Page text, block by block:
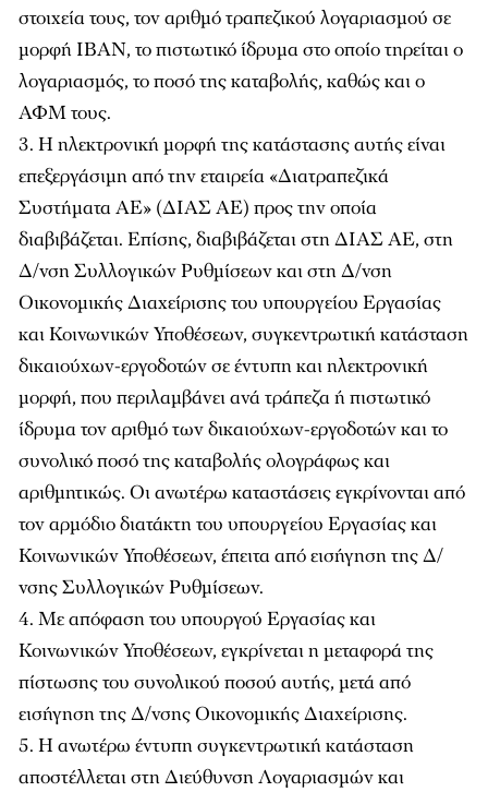
στοιχεία τους, τον αριθμό τραπεζικού λογαριασμού σε
μορφή IBAN, το πιστωτικό ίδρυμα στο οποίο τηρείται ο
λογαριασμός, το ποσό της καταβολής, καθώς και ο
ΑΦΜ τους.
Η ηλεκτρονική μορφή της κατάστασης αυτής είναι
επεξεργάσιμη από την εταιρεία «Διατραπεζικά
Συστήματα ΑΕ» (ΔΙΑΣ ΑΕ) προς την οποία
διαβιβάζεται. Επίσης, διαβιβάζεται στη ΔΙΑΣ ΑΕ, στη
Δ/νση Συλλογικών Ρυθμίσεων και στη Δ/νση
Οικονομικής Διαχείρισης του υπουργείου Εργασίας
και Κοινωνικών Υποθέσεων, συγκεντρωτική κατάσταση
δικαιούχων-εργοδοτών σε έντυπη και ηλεκτρονική
μορφή, που περιλαμβάνει ανά τράπεζα ή πιστωτικό
ίδρυμα τον αριθμό των δικαιούχων-εργοδοτών και το
συνολικό ποσό της καταβολής ολογράφως και
αριθμητικώς. Οι ανωτέρω καταστάσεις εγκρίνονται από
τον αρμόδιο διατάκτη του υπουργείου Εργασίας και
Κοινωνικών Υποθέσεων, έπειτα από εισήγηση της Δ/
νσης Συλλογικών Ρυθμίσεων.
Με απόφαση του υπουργού Εργασίας και
Κοινωνικών Υποθέσεων, εγκρίνεται η μεταφορά της
πίστωσης του συνολικού ποσού αυτής, μετά από
εισήγηση της Δ/νσης Οικονομικής Διαχείρισης.
Η ανωτέρω έντυπη συγκεντρωτική κατάσταση
αποστέλλεται στη Διεύθυνση Λογαριασμών και